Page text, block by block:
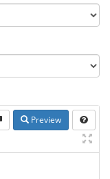
Preview